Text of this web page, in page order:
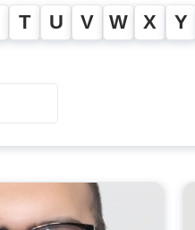
T U V W X Y